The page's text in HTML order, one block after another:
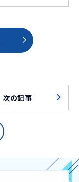
次の記事